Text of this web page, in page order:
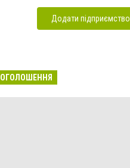
Додати підприємство
ОГОЛОШЕННЯ